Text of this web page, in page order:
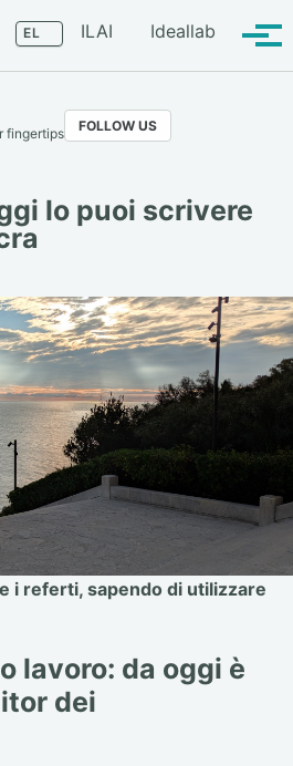
LanguageILAI Ideallab
fingertips FOLLOW US
lo puoi scrivere
i referti, sapendo di utilizzare
lavoro: da oggi è
dei